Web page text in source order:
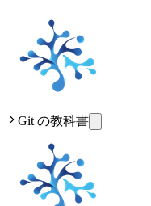
Git の教科書